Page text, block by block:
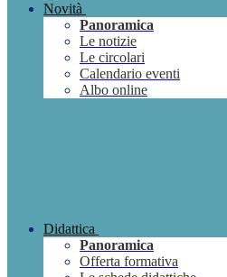
Novità
Panoramica
Le notizie
Le circolari
Calendario eventi
Albo online
Didattica
Panoramica
Offerta formativa